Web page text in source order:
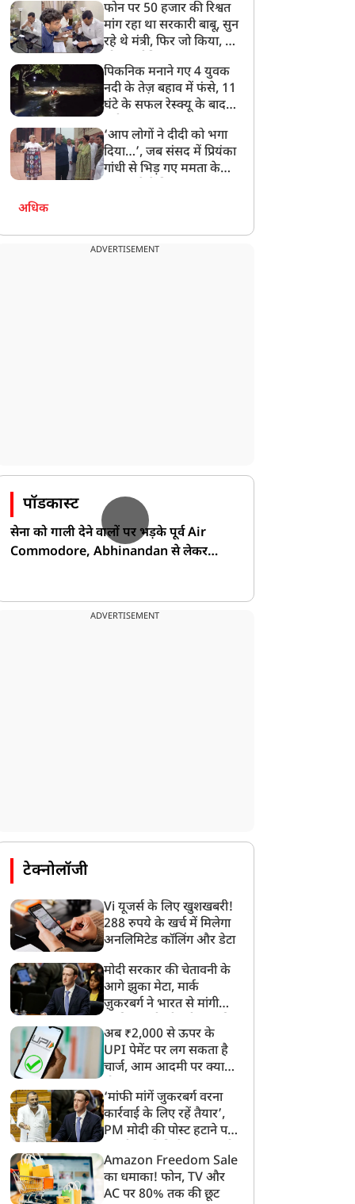
के बाद सम्राट चौधरी पर
बरसे प्रशांत किशोर
कमजोर, लेकिन जोश हाई!
बेटी को गोद लें प्रधानमंत्री
फोन पर 50 हजार की रिश्वत
मांग रहा था सरकारी बाबू, सुन
रहे थे मंत्री, फिर जो किया, वो
पिकनिक मनाने गए 4 युवक
नदी के तेज़ बहाव में फंसे, 11
घंटे के सफल रेस्क्यू के बाद
‘आप लोगों ने दीदी को भगा
दिया…’, जब संसद में प्रियंका
गांधी से भिड़ गए ममता के
अधिक
ADVERTISEMENT
पॉडकास्ट
सेना को गाली देने वालों पर भड़के पूर्व Air
Commodore, Abhinandan से लेकर
ADVERTISEMENT
टेक्नोलॉजी
Vi यूजर्स के लिए खुशखबरी!
288 रुपये के खर्च में मिलेगा
अनलिमिटेड कॉलिंग और डेटा
मोदी सरकार की चेतावनी के
आगे झुका मेटा, मार्क
ज़ुकरबर्ग ने भारत से मांगी
अब ₹2,000 से ऊपर के
UPI पेमेंट पर लग सकता है
चार्ज, आम आदमी पर क्या
‘मांफी मांगें जुकरबर्ग वरना
कार्रवाई के लिए रहें तैयार’,
PM मोदी की पोस्ट हटाने पर
लगाई फटकार
Amazon Freedom Sale
का धमाका! फोन, TV और
AC पर 80% तक की छूट